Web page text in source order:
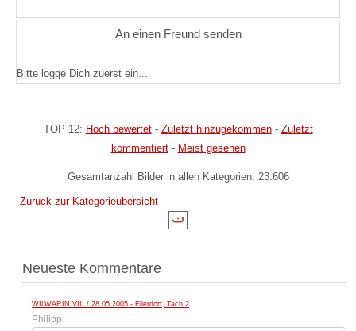
An einen Freund senden
Bitte logge Dich zuerst ein...
TOP 12: Hoch bewertet- Zuletzt hinzugekommen- Zuletzt
kommentiert- Meist gesehen
Gesamtanzahl Bilder in allen Kategorien: 23.606
Zurück zur Kategorieübersicht
Neueste Kommentare
WILWARIN VIII / 28.05.2005 - Ellerdorf, Tach 2
Philipp